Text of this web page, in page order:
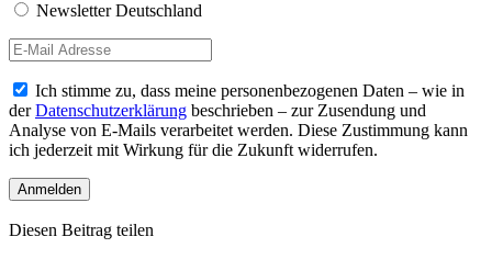
Newsletter Deutschland
Ich stimme zu, dass meine personenbezogenen Daten – wie in
derDatenschutzerklärung beschrieben – zur Zusendung und
Analyse von E-Mails verarbeitet werden. Diese Zustimmung kann
ich jederzeit mit Wirkung für die Zukunft widerrufen.
Diesen Beitrag teilen